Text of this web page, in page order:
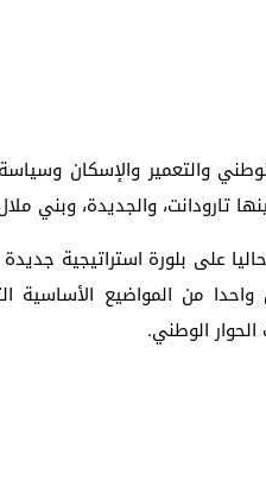
والتعمير والإسكان
تارودانت، والجديدة، وبني
على بلورة استراتيجية
واحدا من المواضيع
الوطني.